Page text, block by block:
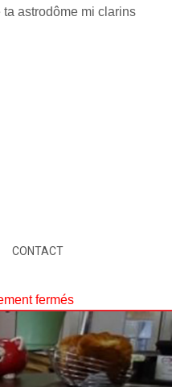
astrodôme mi clarins
CONTACT
fermés